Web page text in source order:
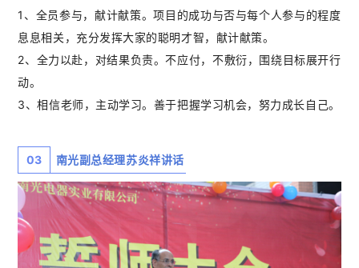
1、全员参与，献计献策。项目的成功与否与每个人参与的程度
息息相关，充分发挥大家的聪明才智，献计献策。
2、全力以赴，对结果负责。不应付，不敷衍，围绕目标展开行
动。
3、相信老师，主动学习。善于把握学习机会，努力成长自己。
03 南光副总经理苏炎祥讲话